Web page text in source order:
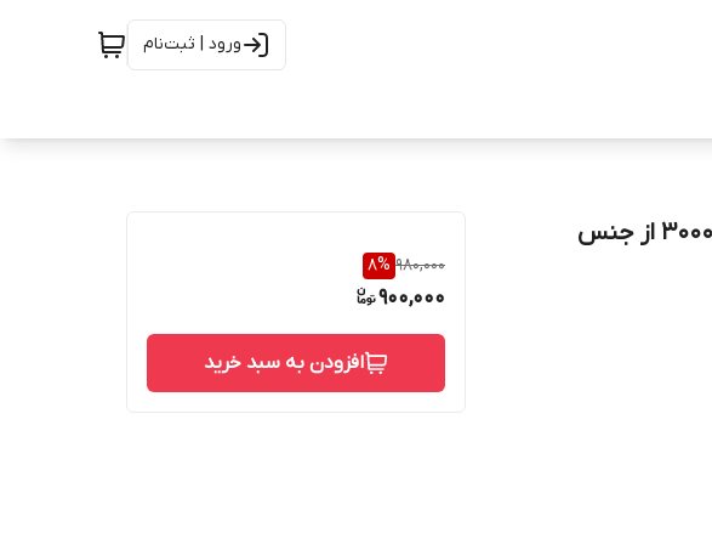
ورود | ثبت‌نام
سه راه ساکت ولد سایز 3/4اینج کلاس 3000 از جنس
980,000
8%
900,000
افزودن به سبد خرید